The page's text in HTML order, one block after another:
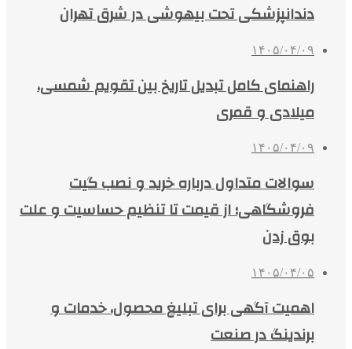
دندانپزشکی تحت بیهوشی در شرق تهران
۱۴۰۵/۰۴/۰۹
راهنمای کامل تبدیل تاریخ بین تقویم شمسی،
میلادی و قمری
۱۴۰۵/۰۴/۰۹
سوالات متداول درباره خرید و نصب گیت
فروشگاهی؛ از قیمت تا تنظیم حساسیت و علت
بوق زدن
۱۴۰۵/۰۴/۰۵
اهمیت آگهی برای تبلیغ محصول، خدمات و
برندینگ در صنعت